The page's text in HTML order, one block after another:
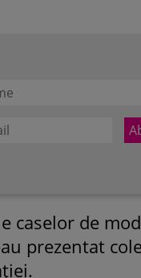
caselor de
prezentat